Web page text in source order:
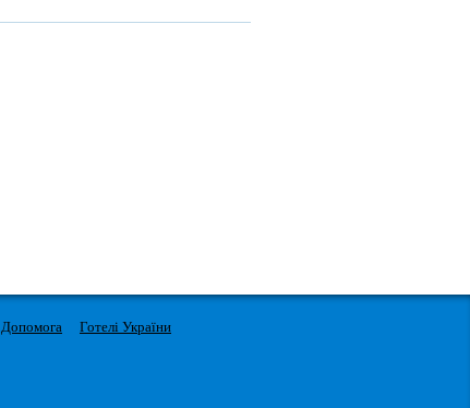
Допомога
Готелі України